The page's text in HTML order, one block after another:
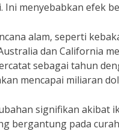
menyebabkan efek
alam, seperti
dan California
sebagai tahun
mencapai miliaran
signifikan akibat
bergantung pada